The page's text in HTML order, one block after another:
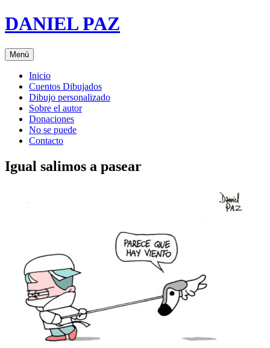
Saltar
al
DANIEL PAZ
Menú
Inicio
Cuentos Dibujados
Dibujo personalizado
Sobre el autor
Donaciones
No se puede
Contacto
Igual salimos a pasear